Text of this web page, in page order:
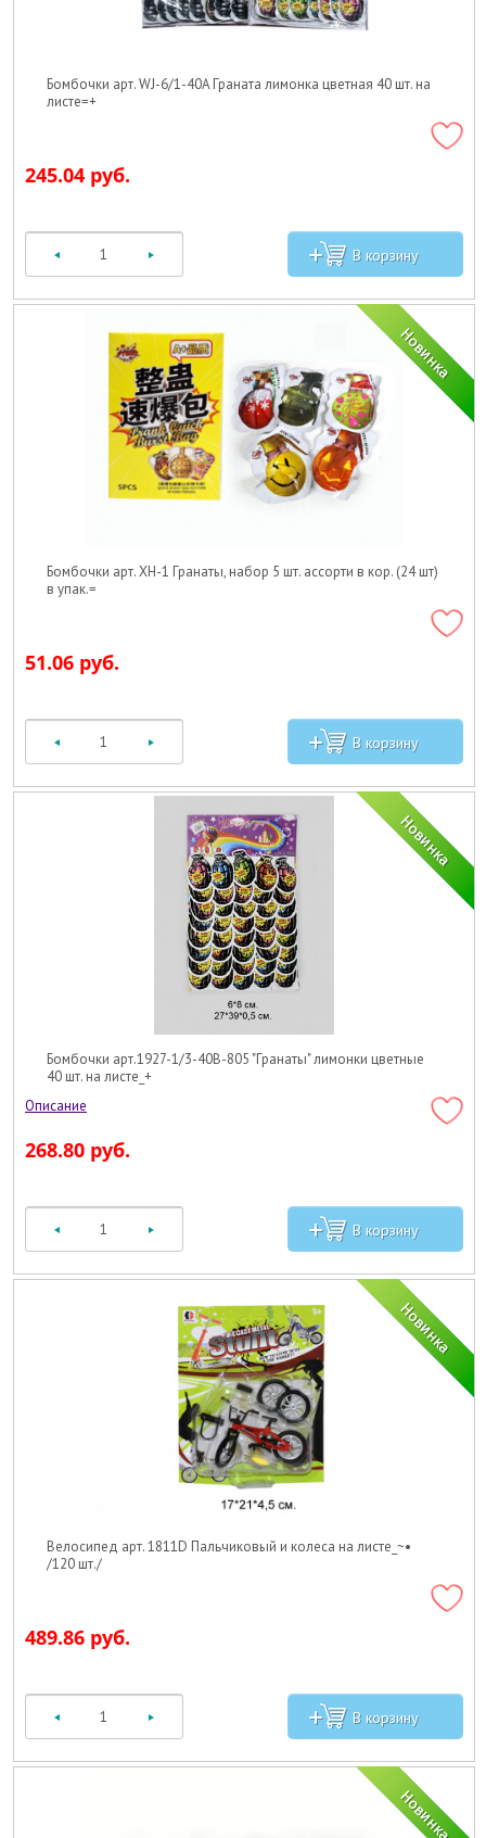
Бомбочки арт. WJ-6/1-40A Граната лимонка цветная 40 шт. на
листе=+
245.04 руб.
Бомбочки арт. XH-1 Гранаты, набор 5 шт. ассорти в кор. (24 шт)
в упак.=
51.06 руб.
Бомбочки арт.1927-1/3-40B-805 "Гранаты" лимонки цветные
40 шт. на листе_+
268.80 руб.
Велосипед арт. 1811D Пальчиковый и колеса на листе_~•
/120 шт./
489.86 руб.